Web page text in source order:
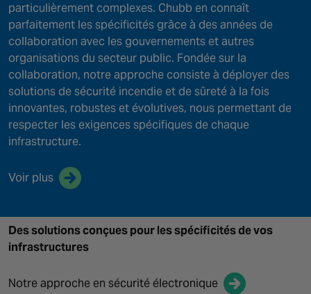
particulièrement complexes. Chubb en connaît
parfaitement les spécificités grâce à des années de
collaboration avec les gouvernements et autres
organisations du secteur public. Fondée sur la
collaboration, notre approche consiste à déployer des
solutions de sécurité incendie et de sûreté à la fois
innovantes, robustes et évolutives, nous permettant de
respecter les exigences spécifiques de chaque
infrastructure.
Voir plus
Des solutions conçues pour les spécificités de vos
infrastructures
Notre approche en sécurité électronique